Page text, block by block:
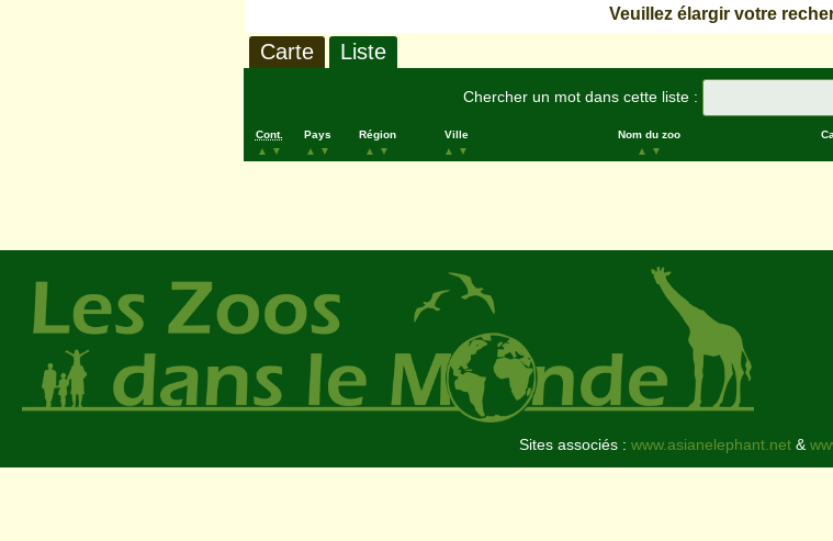
Veuillez élargir votre
Carte Liste
Chercher un mot dans cette liste :
Cont.
▲
▼
Pays
▲
▼
Région
▲
▼
Ville
▲
▼
Nom du zoo
▲
▼
Sites associés : www.asianelephant.net&